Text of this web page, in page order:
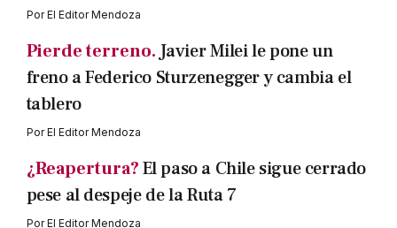
PorEl Editor Mendoza
Pierde terreno. Javier Milei le pone un
freno a Federico Sturzenegger y cambia el
tablero
PorEl Editor Mendoza
¿Reapertura?El paso a Chile sigue cerrado
pese al despeje de la Ruta 7
PorEl Editor Mendoza